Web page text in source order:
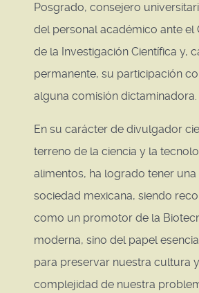
Posgrado, consejero
del personal académico ante el
de la Investigación Científica y,
permanente, su participación
alguna comisión dictaminadora.
En su carácter de divulgador
terreno de la ciencia y la
alimentos, ha logrado tener una
sociedad mexicana, siendo
como un promotor de la
moderna, sino del papel
para preservar nuestra cultura
complejidad de nuestra